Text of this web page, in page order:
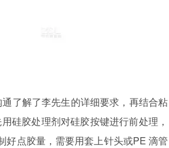
了解了李先生的详细要求，再结合粘
硅胶处理剂对硅胶按键进行前处理，
好点胶量，需要用套上针头或PE 滴管